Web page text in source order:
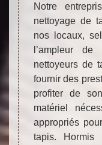
Notre
nettoyage de
nos locaux,
l’ampleur
nettoyeurs de
fournir des
profiter de
matériel
appropriés
tapis. Hormis